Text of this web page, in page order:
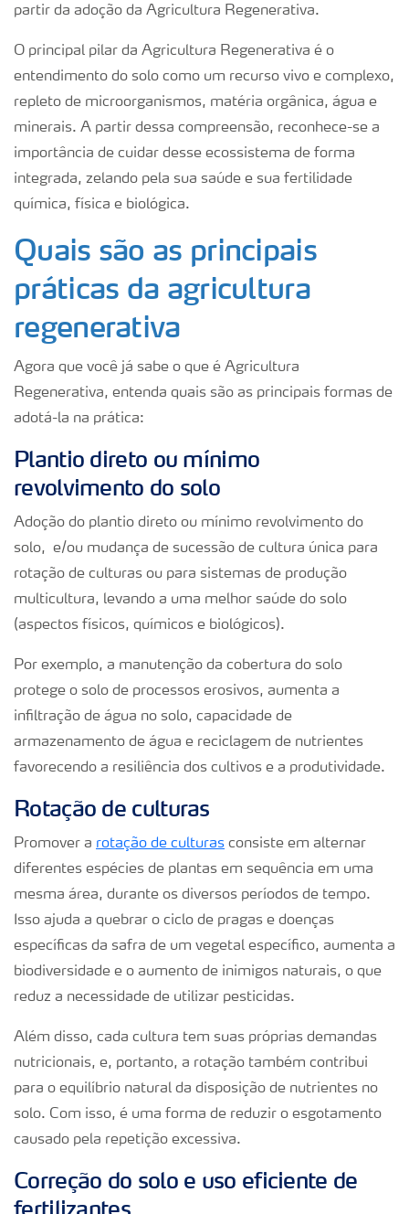
partir da adoção da Agricultura Regenerativa.
O principal pilar da Agricultura Regenerativa é o
entendimento do solo como um recurso vivo e complexo,
repleto de microorganismos, matéria orgânica, água e
minerais. A partir dessa compreensão, reconhece-se a
importância de cuidar desse ecossistema de forma
integrada, zelando pela sua saúde e sua fertilidade
química, física e biológica.
Quais são as principais
práticas da agricultura
regenerativa
Agora que você já sabe o que é Agricultura
Regenerativa, entenda quais são as principais formas de
adotá-la na prática:
Plantio direto ou mínimo
revolvimento do solo
Adoção do plantio direto ou mínimo revolvimento do
solo, e/ou mudança de sucessão de cultura única para
rotação de culturas ou para sistemas de produção
multicultura, levando a uma melhor saúde do solo
(aspectos físicos, químicos e biológicos).
Por exemplo, a manutenção da cobertura do solo
protege o solo de processos erosivos, aumenta a
infiltração de água no solo, capacidade de
armazenamento de água e reciclagem de nutrientes
favorecendo a resiliência dos cultivos e a produtividade.
Rotação de culturas
Promover a rotação de culturas consiste em alternar
diferentes espécies de plantas em sequência em uma
mesma área, durante os diversos períodos de tempo.
Isso ajuda a quebrar o ciclo de pragas e doenças
específicas da safra de um vegetal específico, aumenta a
biodiversidade e o aumento de inimigos naturais, o que
reduz a necessidade de utilizar pesticidas.
Além disso, cada cultura tem suas próprias demandas
nutricionais, e, portanto, a rotação também contribui
para o equilíbrio natural da disposição de nutrientes no
solo. Com isso, é uma forma de reduzir o esgotamento
causado pela repetição excessiva.
Correção do solo e uso eficiente de
fertilizantes